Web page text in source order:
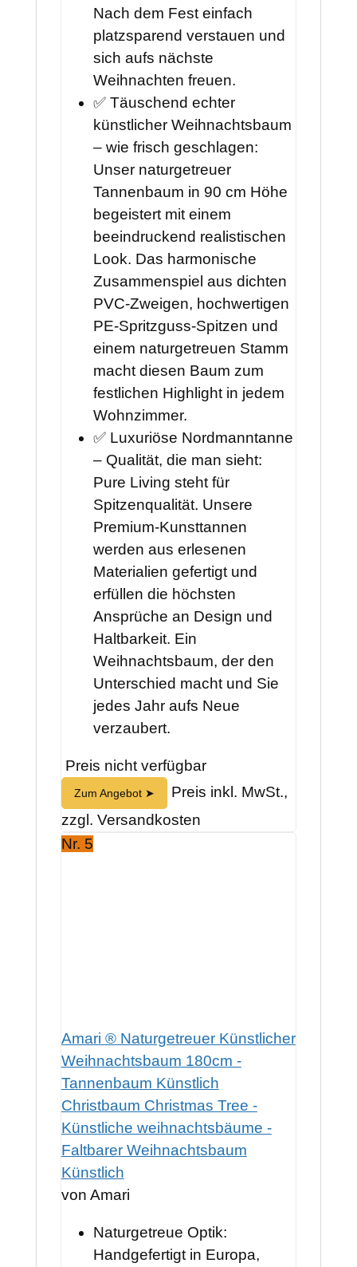
Nach dem Fest einfach
platzsparend verstauen und
sich aufs nächste
Weihnachten freuen.
✅ Täuschend echter
künstlicher Weihnachtsbaum
– wie frisch geschlagen:
Unser naturgetreuer
Tannenbaum in 90 cm Höhe
begeistert mit einem
beeindruckend realistischen
Look. Das harmonische
Zusammenspiel aus dichten
PVC-Zweigen, hochwertigen
PE-Spritzguss-Spitzen und
einem naturgetreuen Stamm
macht diesen Baum zum
festlichen Highlight in jedem
Wohnzimmer.
✅ Luxuriöse Nordmanntanne
– Qualität, die man sieht:
Pure Living steht für
Spitzenqualität. Unsere
Premium-Kunsttannen
werden aus erlesenen
Materialien gefertigt und
erfüllen die höchsten
Ansprüche an Design und
Haltbarkeit. Ein
Weihnachtsbaum, der den
Unterschied macht und Sie
jedes Jahr aufs Neue
verzaubert.
Preis nicht verfügbar
Zum Angebot ➤
Preis inkl. MwSt.,
zzgl. Versandkosten
Nr. 5
Amari ® Naturgetreuer Künstlicher
Weihnachtsbaum 180cm -
Tannenbaum Künstlich
Christbaum Christmas Tree -
Künstliche weihnachtsbäume -
Faltbarer Weihnachtsbaum
Künstlich
von Amari
Naturgetreue Optik:
Handgefertigt in Europa,